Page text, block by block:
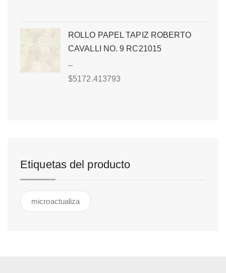
ROLLO PAPEL TAPIZ ROBERTO
CAVALLI NO. 9 RC21015
–
$5172.413793
Etiquetas del producto
microactualiza